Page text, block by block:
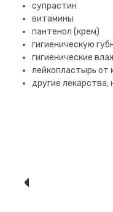
супрастин
витамины
пантенол (крем)
гигиеническую
гигиенические
лейкопластырь от
другие